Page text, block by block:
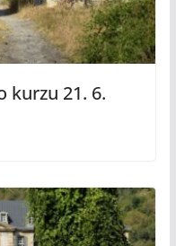
kurzu 21. 6.